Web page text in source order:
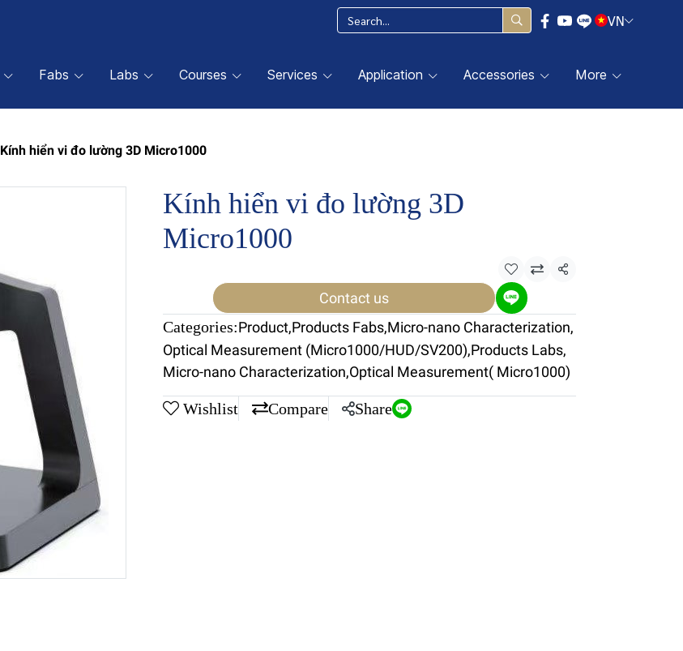
VN
Fabs Labs Courses Services Application Accessories More
Kính hiển vi đo lường 3D Micro1000
Kính hiển vi đo lường 3D
Micro1000
Share
Contact us
Categories:Product,Products Fabs,Micro-nano Characterization,
Optical Measurement (Micro1000/HUD/SV200),Products Labs,
Micro-nano Characterization,Optical Measurement( Micro1000)
Wishlist Compare Share